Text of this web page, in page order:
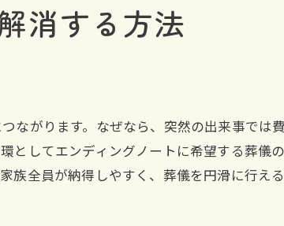
で進める終活が家族を支える力になる
活がもたらす家族の安心と未来への備え
える穏やかな最期のために必要なこと
が穏やかな最期を迎えるための第一歩
消する方法
ながります。なぜなら、突然の出来事では
としてエンディングノートに希望する葬儀
族全員が納得しやすく、葬儀を円滑に行え